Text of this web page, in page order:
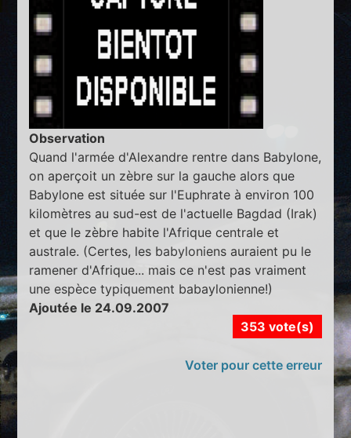
Observation
Quand l'armée d'Alexandre rentre dans Babylone,
on aperçoit un zèbre sur la gauche alors que
Babylone est située sur l'Euphrate à environ 100
kilomètres au sud-est de l'actuelle Bagdad (Irak)
et que le zèbre habite l'Afrique centrale et
australe. (Certes, les babyloniens auraient pu le
ramener d'Afrique... mais ce n'est pas vraiment
une espèce typiquement babaylonienne!)
Ajoutée le 24.09.2007
353 vote(s)
Voter pour cette erreur